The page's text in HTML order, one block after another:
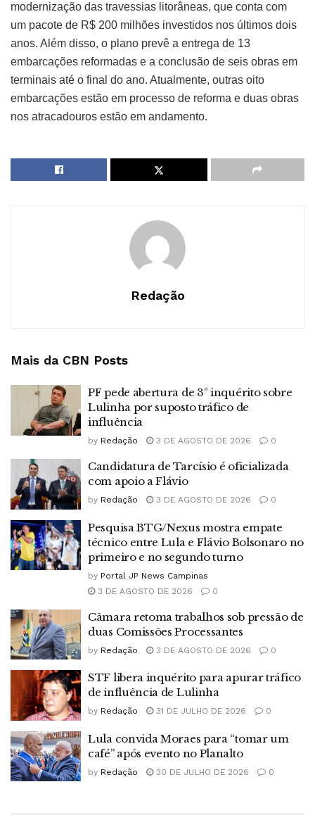
modernização das travessias litorâneas, que conta com
um pacote de R$ 200 milhões investidos nos últimos dois
anos. Além disso, o plano prevê a entrega de 13
embarcações reformadas e a conclusão de seis obras em
terminais até o final do ano. Atualmente, outras oito
embarcações estão em processo de reforma e duas obras
nos atracadouros estão em andamento.
Redação
Mais da CBN Posts
PF pede abertura de 3º inquérito sobre
Lulinha por suposto tráfico de
influência
by Redação 3 DE AGOSTO DE 2026 0
Candidatura de Tarcísio é oficializada
com apoio a Flávio
by Redação 3 DE AGOSTO DE 2026 0
Pesquisa BTG/Nexus mostra empate
técnico entre Lula e Flávio Bolsonaro no
primeiro e no segundo turno
by Portal JP News Campinas
3 DE AGOSTO DE 2026
0
Câmara retoma trabalhos sob pressão de
duas Comissões Processantes
by Redação 3 DE AGOSTO DE 2026 0
STF libera inquérito para apurar tráfico
de influência de Lulinha
by Redação 31 DE JULHO DE 2026 0
Lula convida Moraes para “tomar um
café” após evento no Planalto
by Redação 30 DE JULHO DE 2026 0